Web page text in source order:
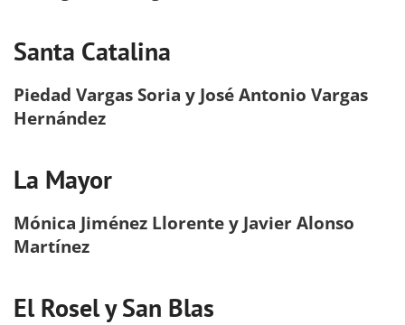
Santa Catalina
Piedad Vargas Soria y José Antonio Vargas
Hernández
La Mayor
Mónica Jiménez Llorente y Javier Alonso
Martínez
El Rosel y San Blas